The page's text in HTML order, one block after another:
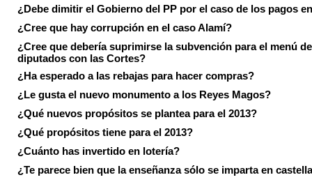
¿Debe dimitir el Gobierno del PP por el caso de los pagos
¿Cree que hay corrupción en el caso Alamí?
¿Cree que debería suprimirse la subvención para el menú
diputados con las Cortes?
¿Ha esperado a las rebajas para hacer compras?
¿Le gusta el nuevo monumento a los Reyes Magos?
¿Qué nuevos propósitos se plantea para el 2013?
¿Qué propósitos tiene para el 2013?
¿Cuánto has invertido en lotería?
¿Te parece bien que la enseñanza sólo se imparta en